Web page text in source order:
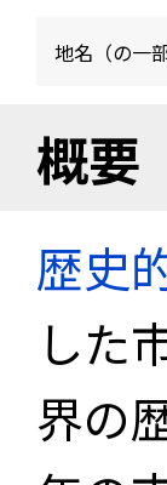
地名（の一
概要
歴史
した
界の